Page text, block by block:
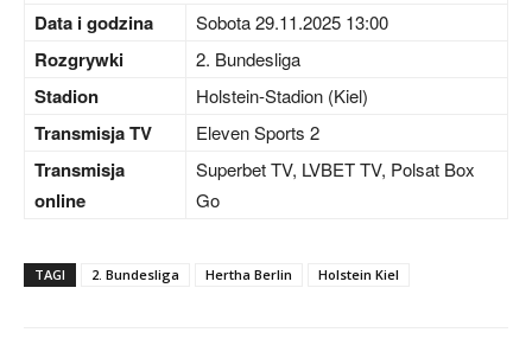
Data i godzina Sobota 29.11.2025 13:00
Rozgrywki 2. Bundesliga
Stadion Holstein-Stadion (Kiel)
Transmisja TV Eleven Sports 2
Transmisja
online
Superbet TV, LVBET TV, Polsat Box
Go
TAGI 2. Bundesliga Hertha Berlin Holstein Kiel